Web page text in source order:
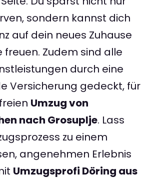
sondern kannst dich
auf dein neues Zuhause
freuen. Zudem sind alle
durch eine
Versicherung gedeckt, für
Umzug von
nach Grosuplje. Lass
zu einem
angenehmen Erlebnis
Umzugsprofi Döring aus